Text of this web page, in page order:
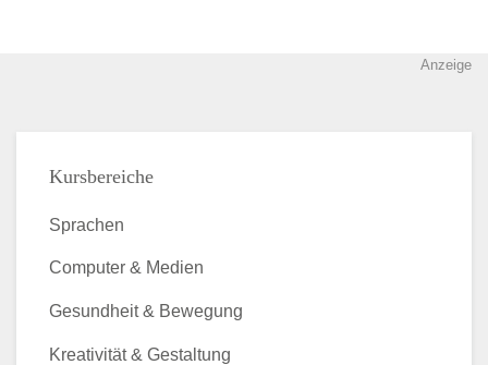
Anzeige
Kursbereiche
Sprachen
Computer & Medien
Gesundheit & Bewegung
Kreativität & Gestaltung